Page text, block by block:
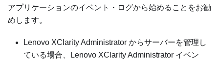
アプリケーションのイベント・ログから始めることをお勧
めします。
Lenovo XClarity Administrator からサーバーを管理し
ている場合、
Lenovo XClarity Administrator イベン